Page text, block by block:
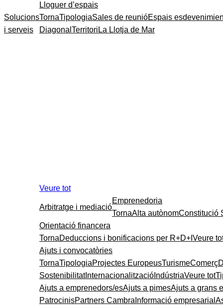
Solucions
i serveis
Lloguer d’espais
TornaTipologiaSales de reunióEspais
Diagonal Territori La Llotja de Mar
Veure tot
Arbitratge i mediació
Emprenedoria
TornaAlta autònomConstitució
Orientació financera
TornaDeduccions i bonificacions per R+D+I Veure
Ajuts i convocatòries
TornaTipologiaProjectes EuropeusTurismeComerç
SostenibilitatInternacionalització IndústriaVeure tot
Ajuts a emprenedors/esAjuts a pimesAjuts a grans
PatrocinisPartners Cambra Informació empresarial